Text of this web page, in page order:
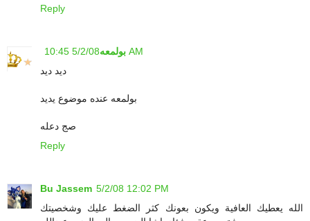
Reply
بولمعه 5/2/08 10:45 AM
ديد ديد
بولمعه عنده موضوع يديد
صج دعله
Reply
Bu Jassem 5/2/08 12:02 PM
الله يعطيك العافية ويكون بعونك كثر الضغط عليك وشخصيتك